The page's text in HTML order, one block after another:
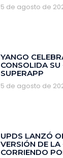
5 de agosto de
YANGO
CONSOLIDA
SUPERAPP
5 de agosto de
‎UPDS LANZÓ
VERSIÓN DE LA
CORRIENDO